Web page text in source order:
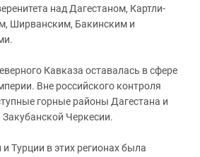
над Дагестаном, Картли-
Ширванским, Бакинским и
Кавказа оставалась в сфере
Вне российского контроля
горные районы Дагестана и
Черкесии.
Турции в этих регионах была